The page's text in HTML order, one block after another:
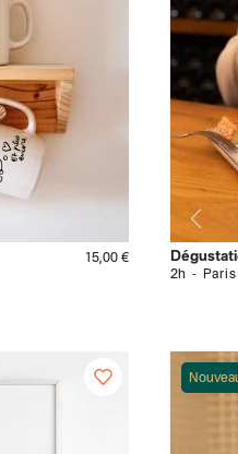
15,00 €
2h